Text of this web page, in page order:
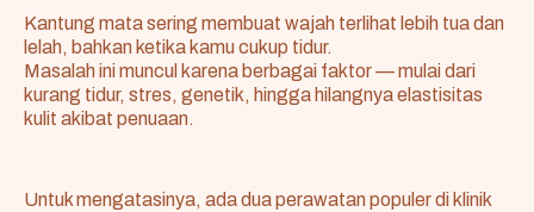
Kantung mata sering membuat wajah terlihat lebih tua dan
lelah, bahkan ketika kamu cukup tidur.
Masalah ini muncul karena berbagai faktor — mulai dari
kurang tidur, stres, genetik, hingga hilangnya elastisitas
kulit akibat penuaan.
Untuk mengatasinya, ada dua perawatan populer di klinik